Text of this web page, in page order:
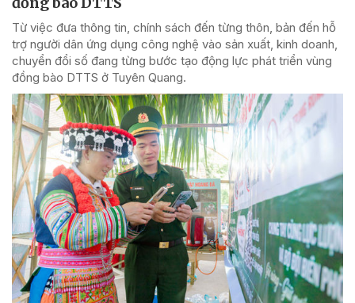
Từ việc đưa thông tin, chính sách đến từng thôn, bản đến hỗ
trợ người dân ứng dụng công nghệ vào sản xuất, kinh doanh,
chuyển đổi số đang từng bước tạo động lực phát triển vùng
đồng bào DTTS ở Tuyên Quang.